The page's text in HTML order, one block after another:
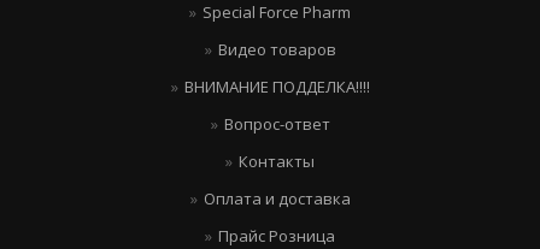
Special Force Pharm
Видео товаров
ВНИМАНИЕ ПОДДЕЛКА!!!!
Вопрос-ответ
Контакты
Оплата и доставка
Прайс Розница